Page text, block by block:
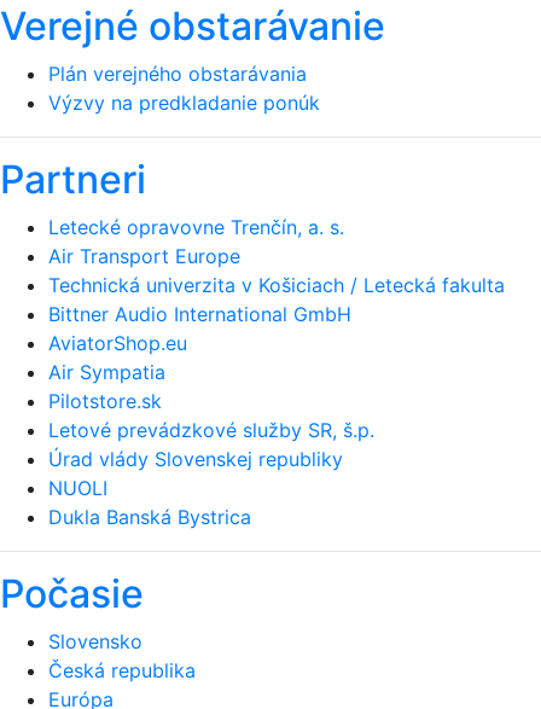
Verejné obstarávanie
Plán verejného obstarávania
Výzvy na predkladanie ponúk
Partneri
Letecké opravovne Trenčín, a. s.
Air Transport Europe
Technická univerzita v Košiciach / Letecká fakulta
Bittner Audio International GmbH
AviatorShop.eu
Air Sympatia
Pilotstore.sk
Letové prevádzkové služby SR, š.p.
Úrad vlády Slovenskej republiky
NUOLI
Dukla Banská Bystrica
Počasie
Slovensko
Česká republika
Európa